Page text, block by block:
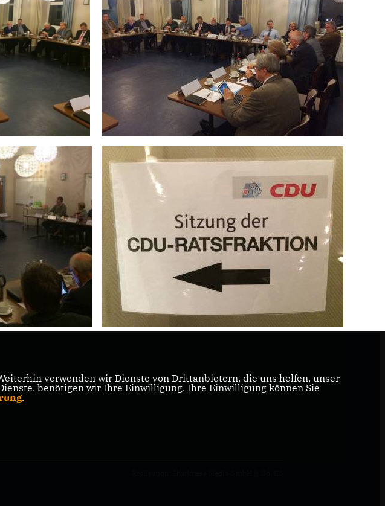
verwenden wir Dienste von Drittanbietern, die uns helfen, unser
benötigen wir Ihre Einwilligung. Ihre Einwilligung können Sie
.